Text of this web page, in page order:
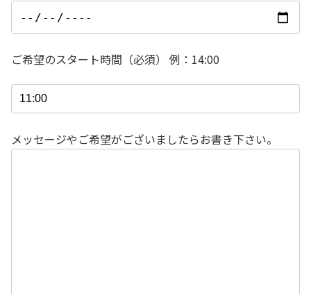
ご希望のスタート時間（必須） 例：14:00
メッセージやご希望がございましたらお書き下さい。